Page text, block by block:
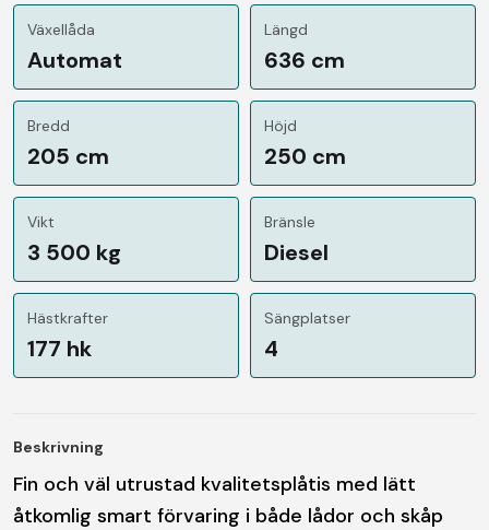
Växellåda
Automat
Längd
636 cm
Bredd
205 cm
Höjd
250 cm
Vikt
3 500 kg
Bränsle
Diesel
Hästkrafter
177 hk
Sängplatser
4
Beskrivning
Fin och väl utrustad kvalitetsplåtis med lätt
åtkomlig smart förvaring i både lådor och skåp